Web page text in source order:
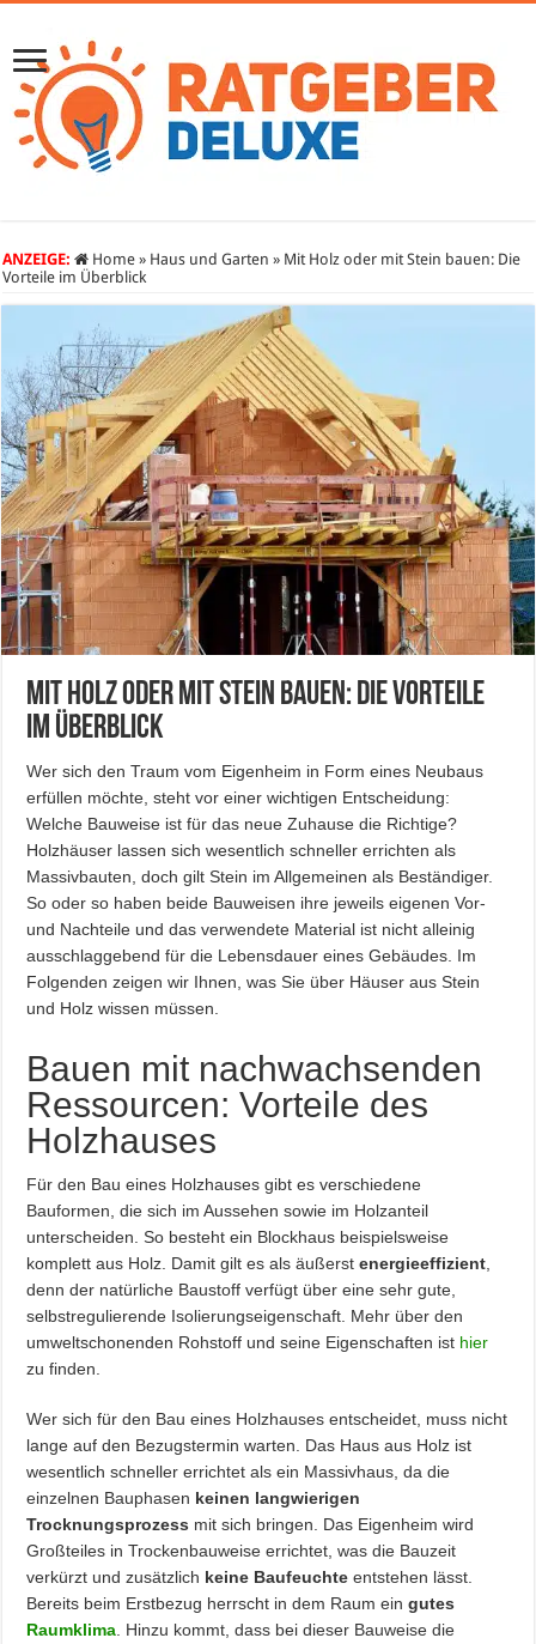
ANZEIGE: Home » Haus und Garten » Mit Holz oder mit Stein bauen: Die
Vorteile im Überblick
Mit Holz oder mit Stein bauen: Die Vorteile
im Überblick
Wer sich den Traum vom Eigenheim in Form eines Neubaus
erfüllen möchte, steht vor einer wichtigen Entscheidung:
Welche Bauweise ist für das neue Zuhause die Richtige?
Holzhäuser lassen sich wesentlich schneller errichten als
Massivbauten, doch gilt Stein im Allgemeinen als Beständiger.
So oder so haben beide Bauweisen ihre jeweils eigenen Vor-
und Nachteile und das verwendete Material ist nicht alleinig
ausschlaggebend für die Lebensdauer eines Gebäudes. Im
Folgenden zeigen wir Ihnen, was Sie über Häuser aus Stein
und Holz wissen müssen.
Bauen mit nachwachsenden
Ressourcen: Vorteile des
Holzhauses
Für den Bau eines Holzhauses gibt es verschiedene
Bauformen, die sich im Aussehen sowie im Holzanteil
unterscheiden. So besteht ein Blockhaus beispielsweise
komplett aus Holz. Damit gilt es als äußerstenergieeffizient
denn der natürliche Baustoff verfügt über eine sehr gute,
selbstregulierende Isolierungseigenschaft. Mehr über den
umweltschonenden Rohstoff und seine Eigenschaften ist hier
zu finden.
Wer sich für den Bau eines Holzhauses entscheidet, muss nicht
lange auf den Bezugstermin warten. Das Haus aus Holz ist
wesentlich schneller errichtet als ein Massivhaus, da die
einzelnen Bauphasen keinen langwierigen
Trocknungsprozess mit sich bringen. Das Eigenheim wird
Großteiles in Trockenbauweise errichtet, was die Bauzeit
verkürzt und zusätzlich keine Baufeuchte entstehen lässt.
Bereits beim Erstbezug herrscht in dem Raum eingutes
Raumklima . Hinzu kommt, dass bei dieser Bauweise die